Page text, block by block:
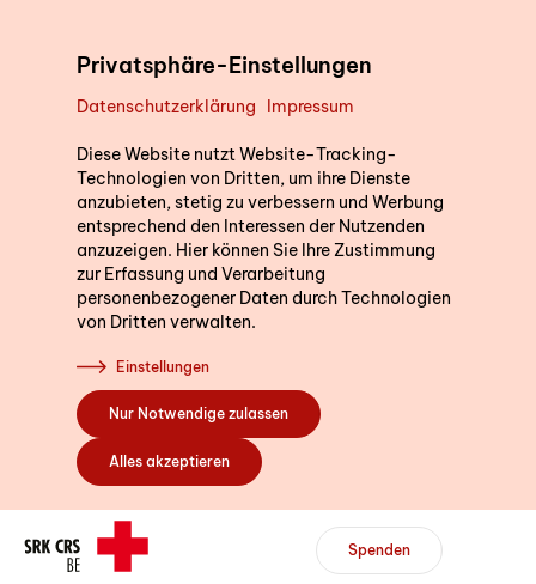
Privatsphäre-Einstellungen
Datenschutzerklärung Impressum
Diese Website nutzt Website-Tracking-
Technologien von Dritten, um ihre Dienste
anzubieten, stetig zu verbessern und Werbung
entsprechend den Interessen der Nutzenden
anzuzeigen. Hier können Sie Ihre Zustimmung
zur Erfassung und Verarbeitung
personenbezogener Daten durch Technologien
von Dritten verwalten.
Einstellungen
Nur Notwendige zulassen
Alles akzeptieren
Header/Navigation
Spenden
Kurse
Sich engagieren
Über uns